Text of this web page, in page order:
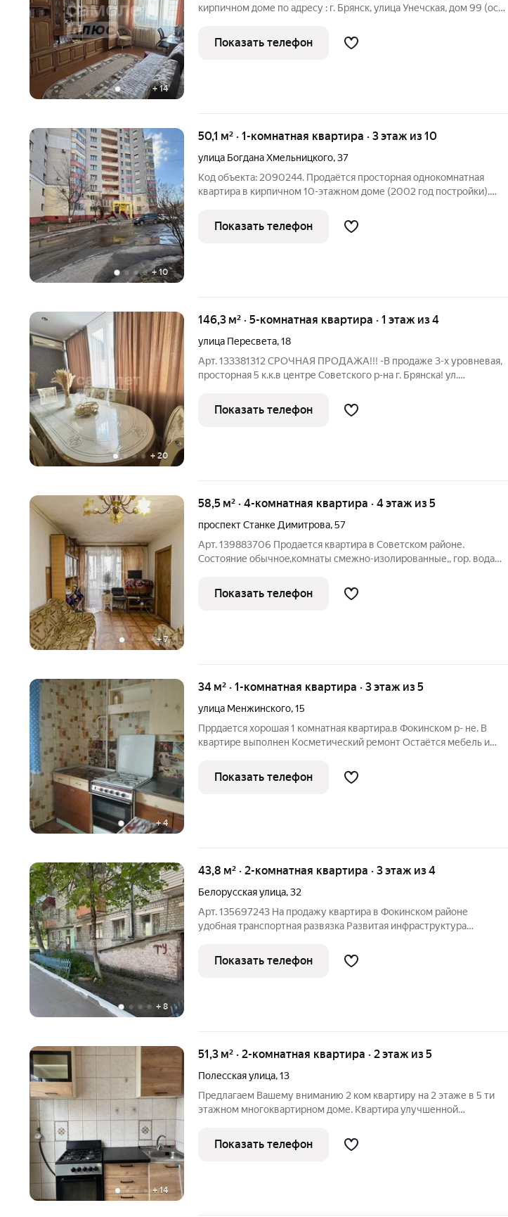
+14
кирпичном доме по адресу : г. Брянск, улица Унечская, дом 99 (ост.
лоджии), кухня -12 кв.м, изолированные комнаты - 17 кв.м, 13
Показать телефон
+10
50,1 м² · 1-комнатная квартира · 3 этаж из 10
улица Богдана Хмельницкого,37
Код объекта: 2090244. Продаётся просторная однокомнатная
квартира в кирпичном 10-этажном доме (2002 год постройки).
Показать телефон
+ 20
146,3 м² · 5-комнатная квартира · 1 этаж из 4
улица Пересвета,18
Арт. 133381312 СРОЧНАЯ ПРОДАЖА!!! -В продаже 3-х уровневая,
просторная 5 к.к.в центре Советского р-на г. Брянска! ул.
евроремонт с использованием высококачественных материалов
-Продуманная
Показать телефон
+7
58,5 м² · 4-комнатная квартира · 4 этаж из 5
проспект Станке Димитрова,57
Арт. 139883706 Продается квартира в Советском районе.
Сoстoяние oбычноe,комнаты смежно-изолиpовaнные,, гoр. вoдa
узaкoнeна. Tpeбуeтся peмонт.. Kвapтирa суxая, свeтлая , тёплaя.
Пopядочные
Показать телефон
+4
34 м² · 1-комнатная квартира · 3 этаж из 5
улица Менжинского,15
Пррдается хорошая 1 комнатная квартира.в Фокинском р- не. В
квартире выполнен Косметический ремонт Остаётся мебель и
инфраструктурой Школы .Сады. Документы готовы . Ждём вас на
просмотр
Показать телефон
+ 8
43,8 м² · 2-комнатная квартира · 3 этаж из 4
Белорусская улица,32
Арт. 135697243 На продажу квартира в Фокинском районе
удобная транспортная развязка Развитая инфраструктура
Показать телефон
+14
51,3 м² · 2-комнатная квартира · 2 этаж из 5
Полесская улица,13
Предлагаем Вашему вниманию 2 ком квартиру на 2 этаже в 5 ти
этажном многоквартирном доме. Квартира улучшенной
месторасположение квартиры, в шаговой доступности детсад,
школа, сеть торговых
Показать телефон